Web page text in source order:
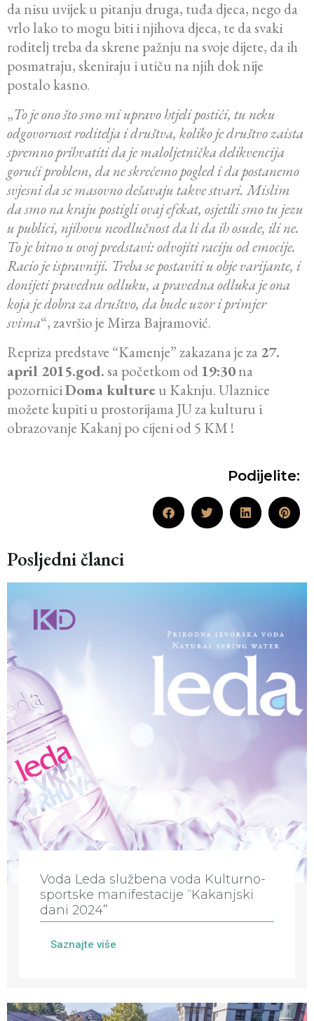
da nisu uvijek u pitanju druga, tuđa djeca, nego da
vrlo lako to mogu biti i njihova djeca, te da svaki
roditelj treba da skrene pažnju na svoje dijete, da ih
posmatraju, skeniraju i utiču na njih dok nije
postalo kasno.
„To je ono što smo mi upravo htjeli postići, tu neku
odgovornost roditelja i društva, koliko je društvo zaista
spremno prihvatiti da je maloljetnička delikvencija
gorući problem, da ne skrećemo pogled i da postanemo
svjesni da se masovno dešavaju takve stvari. Mislim
da smo na kraju postigli ovaj efekat, osjetili smo tu jezu
u publici, njihovu neodlučnost da li da ih osude, ili ne.
To je bitno u ovoj predstavi: odvojiti raciju od emocije.
Racio je ispravniji. Treba se postaviti u obje varijante, i
donijeti pravednu odluku, a pravedna odluka je ona
koja je dobra za društvo, da bude uzor i primjer
svima“, završio je Mirza Bajramović.
Repriza predstave “Kamenje” zakazana je za27.
april 2015.god.sa početkom od 19:30na
pozorniciDoma kultureu Kaknju. Ulaznice
možete kupiti u prostorijama JU za kulturu i
obrazovanje Kakanj po cijeni od 5 KM !
Podijelite:
Posljedni članci
Voda Leda službena voda Kulturno-
sportske manifestacije “Kakanjski
dani 2024”
Saznajte više